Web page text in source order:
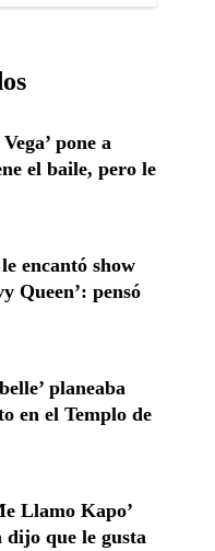
pone a
el baile, pero le
encantó show
Queen’: pensó
planeaba
en el Templo de
Llamo Kapo’
dijo que le gusta